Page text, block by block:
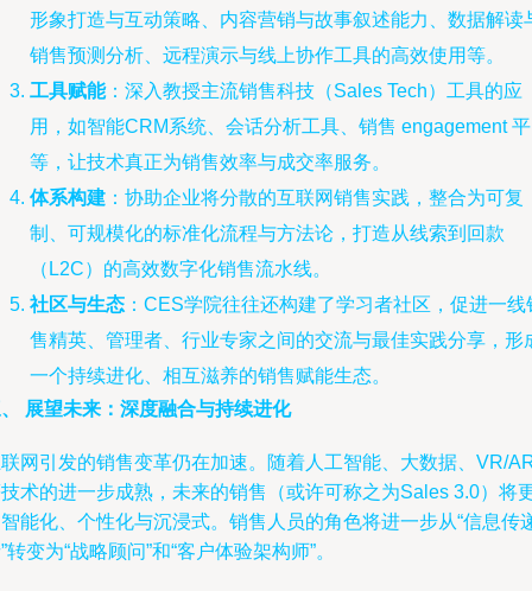
形象打造与互动策略、内容营销与故事叙述能力、数据解读
销售预测分析、远程演示与线上协作工具的高效使用等。
工具赋能：深入教授主流销售科技（Sales Tech）工具的应
用，如智能CRM系统、会话分析工具、销售 engagement
等，让技术真正为销售效率与成交率服务。
体系构建 ：协助企业将分散的互联网销售实践，整合为可复
制、可规模化的标准化流程与方法论，打造从线索到回款
（L2C）的高效数字化销售流水线。
社区与生态 ：CES学院往往还构建了学习者社区，促进一线
售精英、管理者、行业专家之间的交流与最佳实践分享，形
一个持续进化、相互滋养的销售赋能生态。
展望未来：深度融合与持续进化
网引发的销售变革仍在加速。随着人工智能、大数据、VR/
术的进一步成熟，未来的销售（或许可称之为Sales 3.0）将
能化、个性化与沉浸式。销售人员的角色将进一步从“信息传
转变为“战略顾问”和“客户体验架构师”。